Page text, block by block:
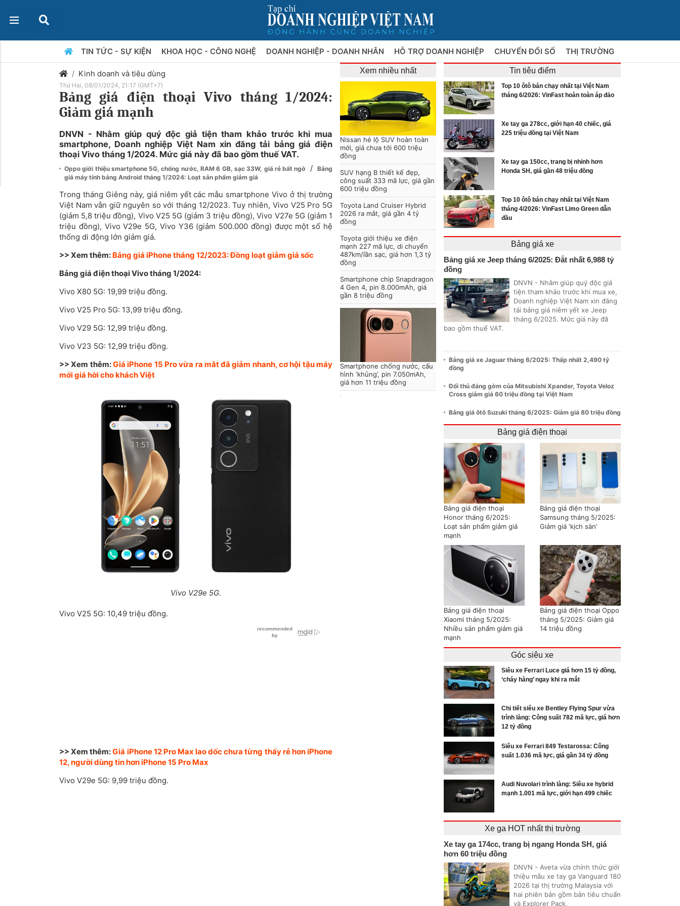
TIN TỨC - SỰ KIỆN KHOA HỌC - CÔNG NGHỆ DOANH NGHIỆP - DOANH NHÂN HỖ TRỢ DOANH NGHIỆP CHUYỂN ĐỔI SỐ THỊ TRƯỜNG
Kinh doanh và tiêu dùng
Thứ Hai, 08/01/2024, 21:17 (GMT+7)
Bảng giá điện thoại Vivo tháng 1/2024:
Giảm giá mạnh
DNVN - Nhằm giúp quý độc giả tiện tham khảo trước khi mua
smartphone, Doanh nghiệp Việt Nam xin đăng tải bảng giá điện
thoại Vivo tháng 1/2024. Mức giá này đã bao gồm thuế VAT.
Oppo giới thiệu smartphone 5G, chống nước, RAM 6 GB, sạc 33W, giá rẻ bất ngờ /
Bảng
giá máy tính bảng Android tháng 1/2024: Loạt sản phẩm giảm giá
Trong tháng Giêng này, giá niêm yết các mẫu smartphone Vivo ở thị trường
Việt Nam vẫn giữ nguyên so với tháng 12/2023. Tuy nhiên, Vivo V25 Pro 5G
(giảm 5,8 triệu đồng), Vivo V25 5G (giảm 3 triệu đồng), Vivo V27e 5G (giảm 1
triệu đồng), Vivo V29e 5G, Vivo Y36 (giảm 500.000 đồng) được một số hệ
thống di động lớn giảm giá.
>> Xem thêm: Bảng giá iPhone tháng 12/2023: Đồng loạt giảm giá sốc
Bảng giá điện thoại Vivo tháng 1/2024:
Vivo X80 5G: 19,99 triệu đồng.
Vivo V25 Pro 5G: 13,99 triệu đồng.
Vivo V29 5G: 12,99 triệu đồng.
Vivo V23 5G: 12,99 triệu đồng.
>> Xem thêm:Giá iPhone 15 Pro vừa ra mắt đã giảm nhanh, cơ hội tậu máy
mới giá hời cho khách Việt
Vivo V29e 5G.
Vivo V25 5G: 10,49 triệu đồng.
>> Xem thêm:Giá iPhone 12 Pro Max lao dốc chưa từng thấy rẻ hơn iPhone
12, người dùng tin hơn iPhone 15 Pro Max
Vivo V29e 5G: 9,99 triệu đồng.
Xem nhiều nhất
Nissan hé lộ SUV hoàn toàn
mới, giá chưa tới 600 triệu
đồng
SUV hạng B thiết kế đẹp,
công suất 333 mã lực, giá gần
600 triệu đồng
Toyota Land Cruiser Hybrid
2026 ra mắt, giá gần 4 tỷ
đồng
Toyota giới thiệu xe điện
mạnh 227 mã lực, di chuyển
487km/lần sạc, giá hơn 1,3 tỷ
đồng
Smartphone chip Snapdragon
4 Gen 4, pin 8.000mAh, giá
gần 8 triệu đồng
Smartphone chống nước, cấu
hình ‘khủng’, pin 7.050mAh,
giá hơn 11 triệu đồng
Tin tiêu điểm
Top 10 ôtô bán chạy nhất tại Việt Nam
tháng 6/2026: VinFast hoàn toàn áp đảo
Xe tay ga 278cc, giới hạn 40 chiếc, giá
225 triệu đồng tại Việt Nam
Xe tay ga 150cc, trang bị nhỉnh hơn
Honda SH, giá gần 48 triệu đồng
Top 10 ôtô bán chạy nhất tại Việt Nam
tháng 4/2026: VinFast Limo Green dẫn
đầu
Bảng giá xe
Bảng giá xe Jeep tháng 6/2025: Đắt nhất 6,988 tỷ
đồng
DNVN - Nhằm giúp quý độc giả
tiện tham khảo trước khi mua xe,
Doanh nghiệp Việt Nam xin đăng
tải bảng giá niêm yết xe Jeep
tháng 6/2025. Mức giá này đã
bao gồm thuế VAT.
Bảng giá xe Jaguar tháng 6/2025: Thấp nhất 2,490 tỷ
đồng
Đối thủ đáng gờm của Mitsubishi Xpander, Toyota Veloz
Cross giảm giá 60 triệu đồng tại Việt Nam
Bảng giá ôtô Suzuki tháng 6/2025: Giảm giá 80 triệu đồng
Bảng giá điện thoại
Bảng giá điện thoại
Honor tháng 6/2025:
Loạt sản phẩm giảm giá
mạnh
Bảng giá điện thoại
Samsung tháng 5/2025:
Giảm giá ‘kịch sàn’
Bảng giá điện thoại
Xiaomi tháng 5/2025:
Nhiều sản phẩm giảm giá
mạnh
Bảng giá điện thoại Oppo
tháng 5/2025: Giảm giá
14 triệu đồng
Góc siêu xe
Siêu xe Ferrari Luce giá hơn 15 tỷ đồng,
‘cháy hàng’ ngay khi ra mắt
Chi tiết siêu xe Bentley Flying Spur vừa
trình làng: Công suất 782 mã lực, giá hơn
12 tỷ đồng
Siêu xe Ferrari 849 Testarossa: Công
suất 1.036 mã lực, giá gần 34 tỷ đồng
Audi Nuvolari trình làng: Siêu xe hybrid
mạnh 1.001 mã lực, giới hạn 499 chiếc
Xe ga HOT nhất thị trường
Xe tay ga 174cc, trang bị ngang Honda SH, giá
hơn 60 triệu đồng
DNVN - Aveta vừa chính thức giới
thiệu mẫu xe tay ga Vanguard 180
2026 tại thị trường Malaysia với
hai phiên bản gồm bản tiêu chuẩn
và Explorer Pack.